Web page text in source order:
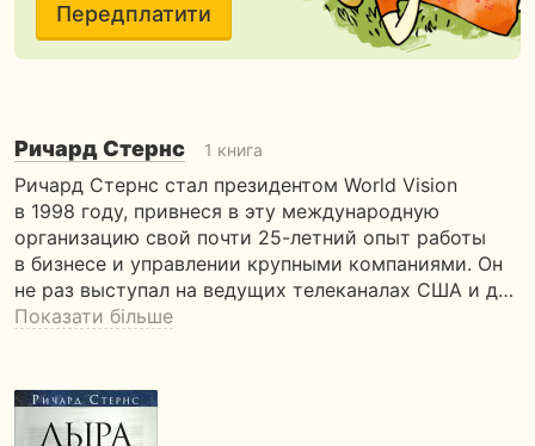
Передплатити
Ричард Стернс 1 книга
Ричард Стернс стал президентом World Vision
в 1998 году, привнеся в эту международную
организацию свой почти 25-летний опыт работы
в бизнесе и управлении крупными компаниями. Он
не раз выступал на ведущих телеканалах США и д…
Показати більше